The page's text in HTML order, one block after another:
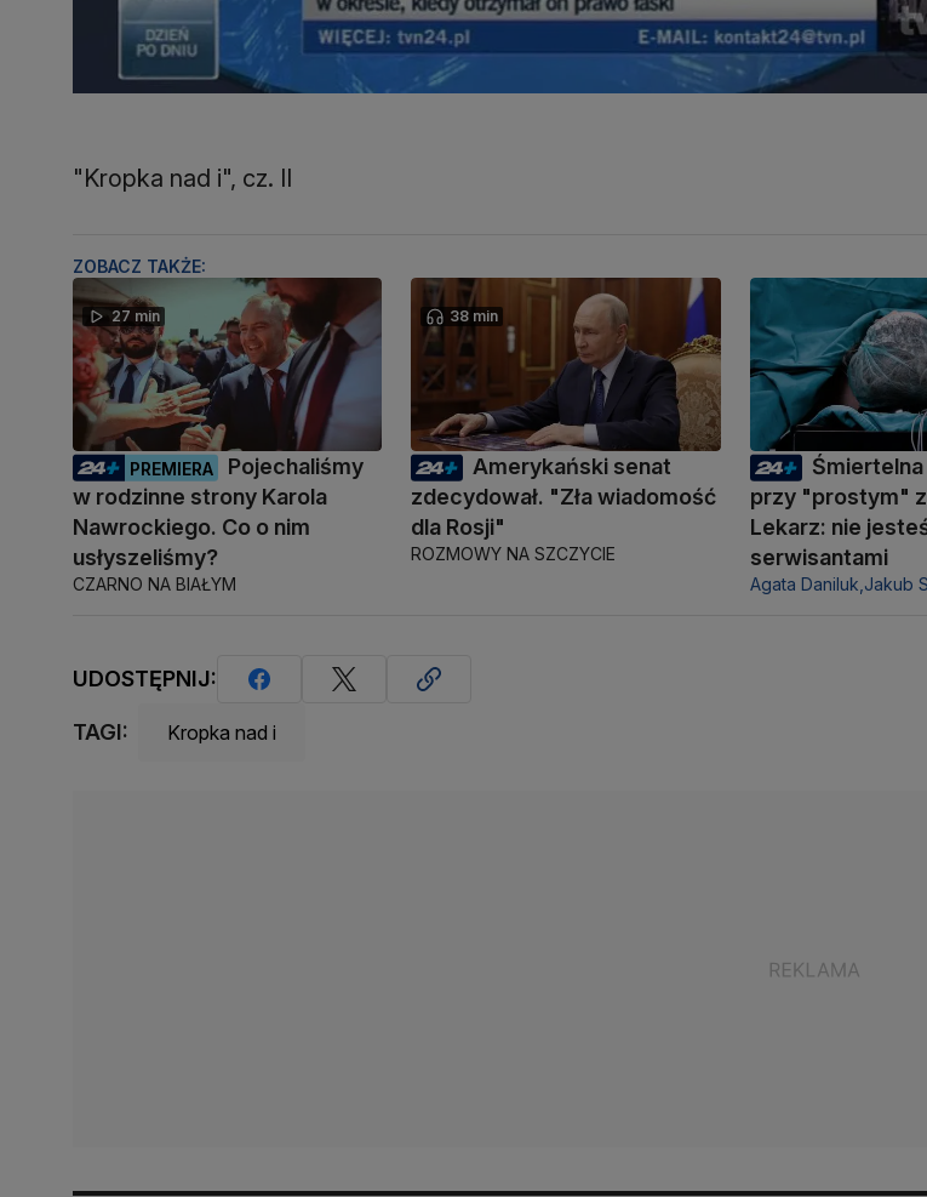
"Kropka nad i", cz. II
ZOBACZ TAKŻE:
27 min
PREMIERA
Pojechaliśmy
w rodzinne strony Karola
Nawrockiego. Co o nim
usłyszeliśmy?
CZARNO NA BIAŁYM
38 min
Amerykański senat
zdecydował. "Zła wiadomość
dla Rosji"
ROZMOWY NA SZCZYCIE
Śmiertelna
przy "prostym"
Lekarz: nie
serwisantami
Agata Daniluk, Jakub
UDOSTĘPNIJ:
TAGI: Kropka nad i